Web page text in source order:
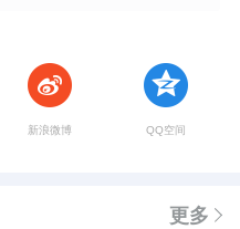
新浪微博 QQ空间
更多